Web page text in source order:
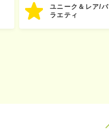
ユニーク＆レア/バ
ラエティ